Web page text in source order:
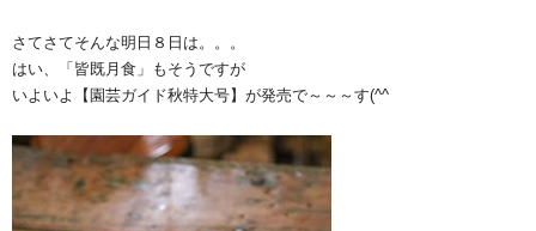
さてさてそんな明日８日は。。。
はい、「皆既月食」もそうですが
いよいよ【園芸ガイド秋特大号】が発売で～～～す(^^ゞ